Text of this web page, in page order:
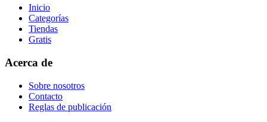
Inicio
Categorías
Tiendas
Gratis
Acerca de
Sobre nosotros
Contacto
Reglas de publicación